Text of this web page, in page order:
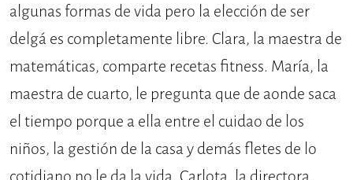
algunas formas de vida pero la elección de ser
delgá es completamente libre. Clara, la maestra de
matemáticas, comparte recetas fitness. María, la
maestra de cuarto, le pregunta que de aonde saca
el tiempo porque a ella entre el cuidao de los
niños, la gestión de la casa y demás fletes de lo